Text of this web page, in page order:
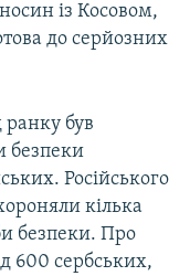
із Косовом,
до серйозних
ранку був
безпеки
Російського
кілька
безпеки. Про
600 сербських,